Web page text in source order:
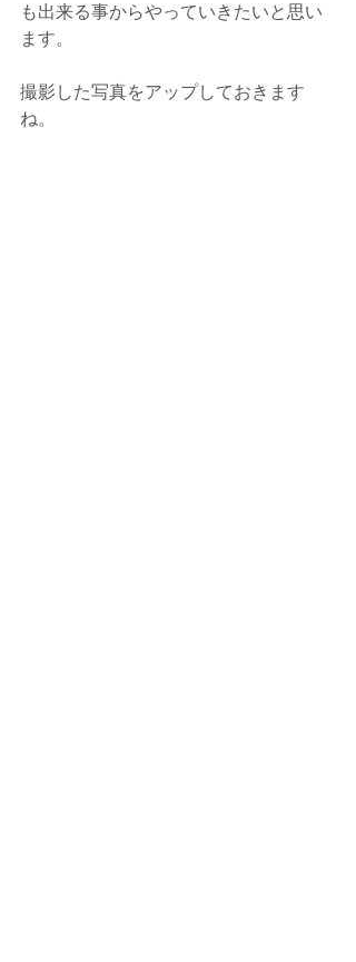
も出来る事からやっていきたいと思い
ます。
撮影した写真をアップしておきます
ね。